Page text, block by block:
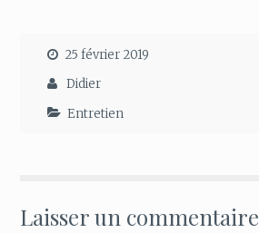
25 février 2019
Didier
Entretien
Laisser un commentaire